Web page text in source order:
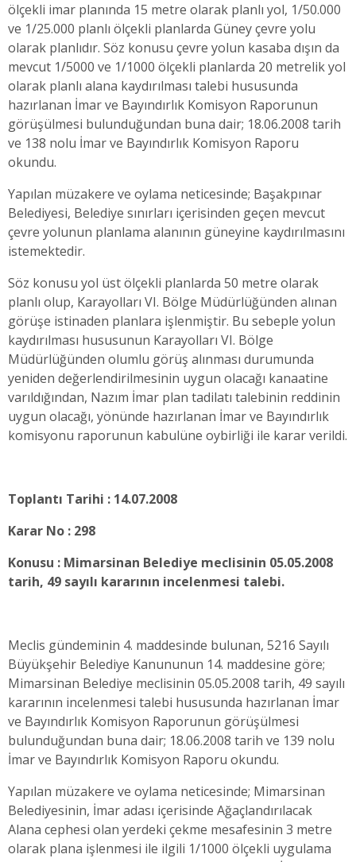
ölçekli imar planında 15 metre olarak planlı yol, 1/50.000
ve 1/25.000 planlı ölçekli planlarda Güney çevre yolu
olarak planlıdır. Söz konusu çevre yolun kasaba dışın da
mevcut 1/5000 ve 1/1000 ölçekli planlarda 20 metrelik yol
olarak planlı alana kaydırılması talebi hususunda
hazırlanan İmar ve Bayındırlık Komisyon Raporunun
görüşülmesi bulunduğundan buna dair; 18.06.2008 tarih
ve 138 nolu İmar ve Bayındırlık Komisyon Raporu
okundu.
Yapılan müzakere ve oylama neticesinde; Başakpınar
Belediyesi, Belediye sınırları içerisinden geçen mevcut
çevre yolunun planlama alanının güneyine kaydırılmasını
istemektedir.
Söz konusu yol üst ölçekli planlarda 50 metre olarak
planlı olup, Karayolları VI. Bölge Müdürlüğünden alınan
görüşe istinaden planlara işlenmiştir. Bu sebeple yolun
kaydırılması hususunun Karayolları VI. Bölge
Müdürlüğünden olumlu görüş alınması durumunda
yeniden değerlendirilmesinin uygun olacağı kanaatine
varıldığından, Nazım İmar plan tadilatı talebinin reddinin
uygun olacağı, yönünde hazırlanan İmar ve Bayındırlık
komisyonu raporunun kabulüne oybirliği ile karar verildi.
Toplantı Tarihi : 14.07.2008
Karar No : 298
Konusu : Mimarsinan Belediye meclisinin 05.05.2008
tarih, 49 sayılı kararının incelenmesi talebi.
Meclis gündeminin 4. maddesinde bulunan, 5216 Sayılı
Büyükşehir Belediye Kanununun 14. maddesine göre;
Mimarsinan Belediye meclisinin 05.05.2008 tarih, 49 sayılı
kararının incelenmesi talebi hususunda hazırlanan İmar
ve Bayındırlık Komisyon Raporunun görüşülmesi
bulunduğundan buna dair; 18.06.2008 tarih ve 139 nolu
İmar ve Bayındırlık Komisyon Raporu okundu.
Yapılan müzakere ve oylama neticesinde; Mimarsinan
Belediyesinin, İmar adası içerisinde Ağaçlandırılacak
Alana cephesi olan yerdeki çekme mesafesinin 3 metre
olarak plana işlenmesi ile ilgili 1/1000 ölçekli uygulama